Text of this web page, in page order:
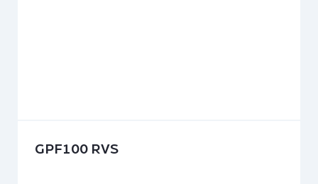
GPF100 RVS